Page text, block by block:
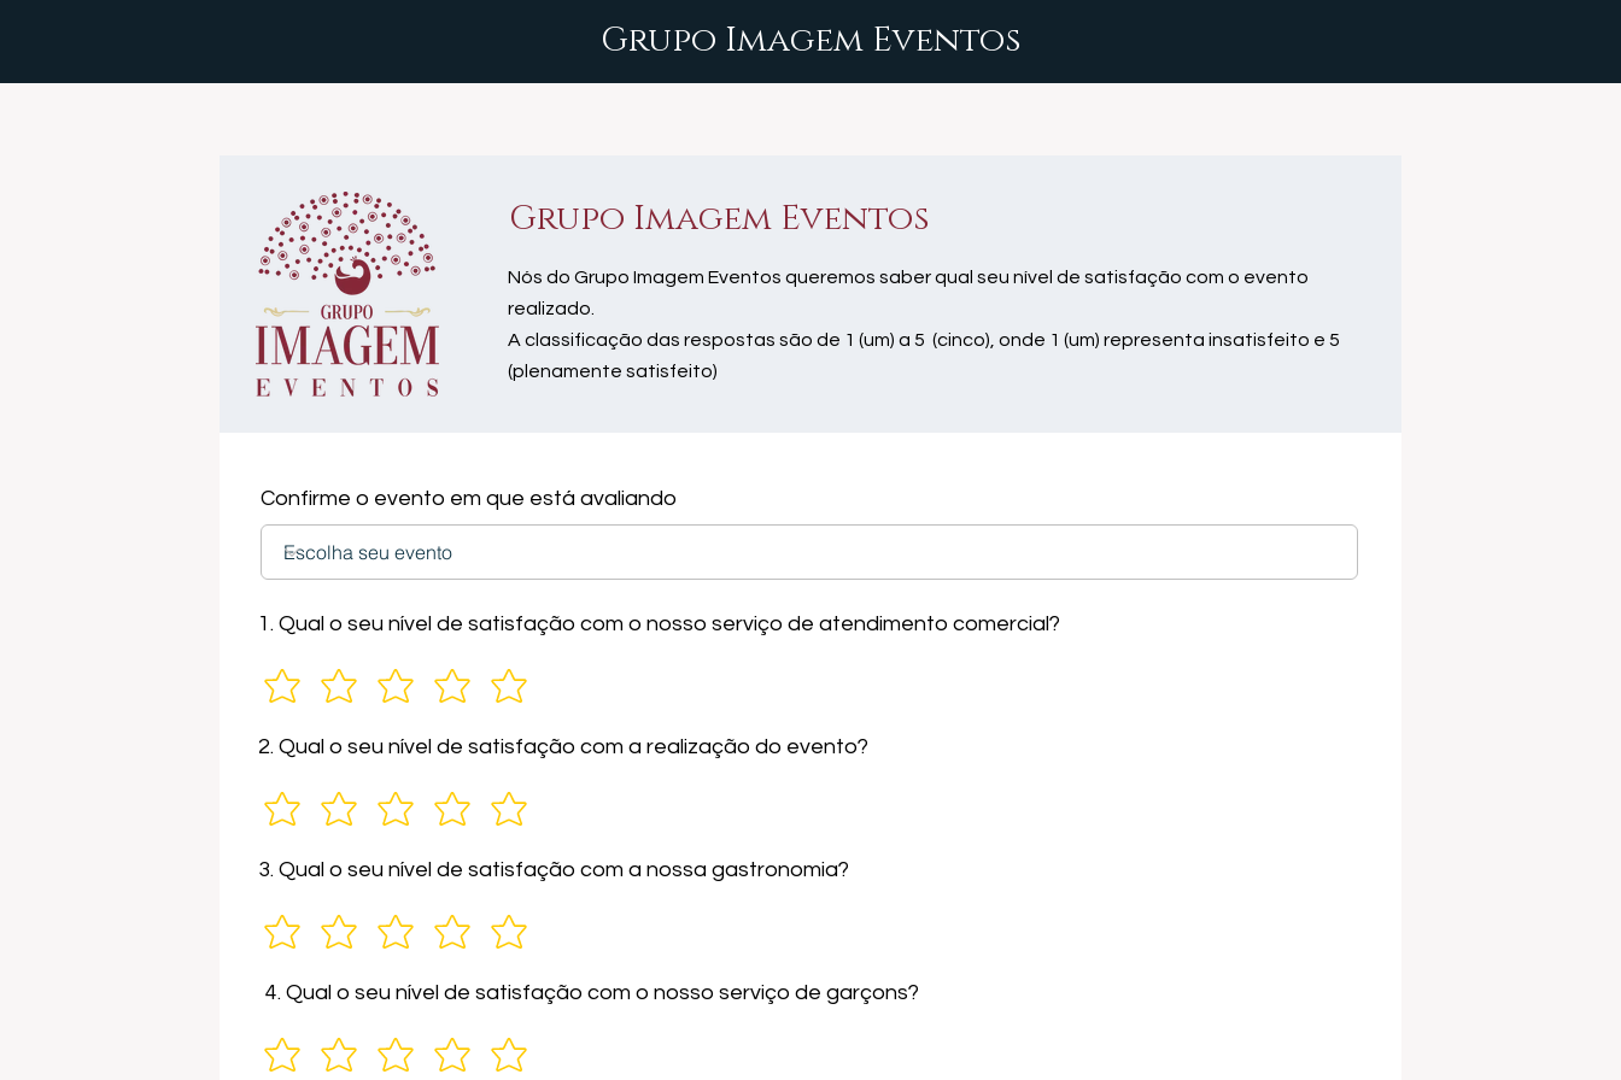
Grupo Imagem Eventos
Grupo Imagem Eventos
Nós do Grupo Imagem Eventos queremos saber qual seu nível de satisfação com o evento
realizado.
A classificação das respostas são de 1 (um) a 5 (cinco), onde 1 (um) representa insatisfeito e 5
(plenamente satisfeito)
Confirme o evento em que está avaliando
1. Qual o seu nível de satisfação com o nosso serviço de atendimento comercial?
2. Qual o seu nível de satisfação com a realização do evento?
3. Qual o seu nível de satisfação com a nossa gastronomia?
4. Qual o seu nível de satisfação com o nosso serviço de garçons?